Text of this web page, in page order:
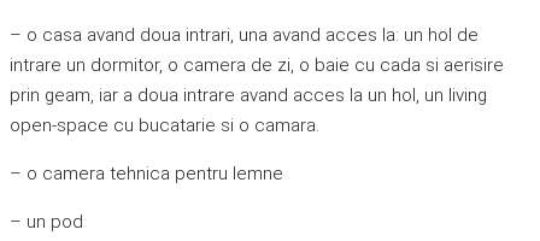
– o casa avand doua intrari, una avand acces la: un hol de
intrare un dormitor, o camera de zi, o baie cu cada si aerisire
prin geam, iar a doua intrare avand acces la un hol, un living
open-space cu bucatarie si o camara.
– o camera tehnica pentru lemne
– un pod